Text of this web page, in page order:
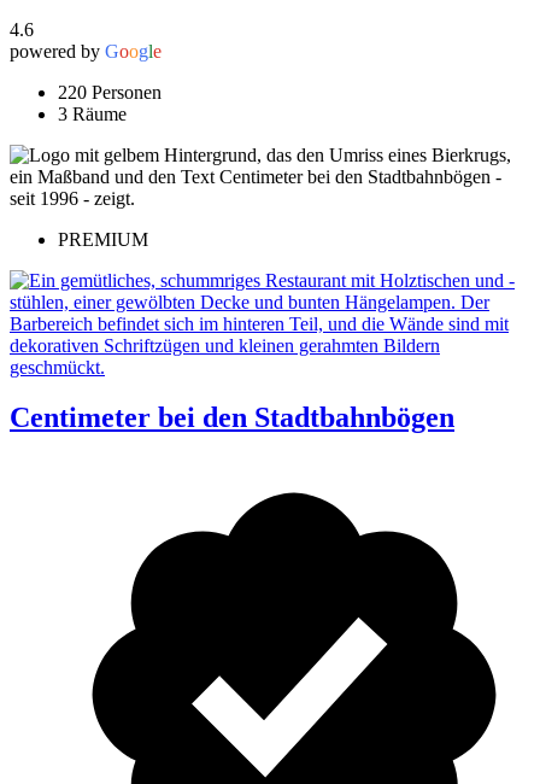
4.6
powered by Google
220 Personen
3 Räume
PREMIUM
Centimeter bei den Stadtbahnbögen